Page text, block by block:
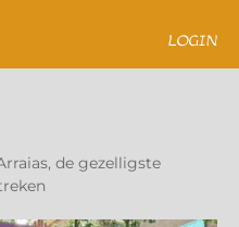
LOGIN
de gezelligste